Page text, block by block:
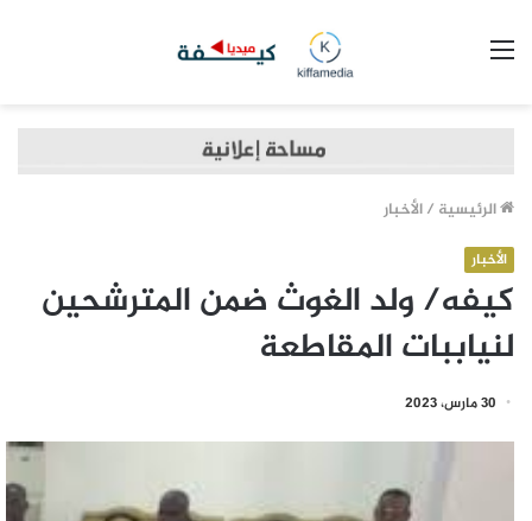
الرئيسية /الأخبار
الأخبار
كيفه/ ولد الغوث ضمن المترشحين
لنياببات المقاطعة
30 مارس، 2023